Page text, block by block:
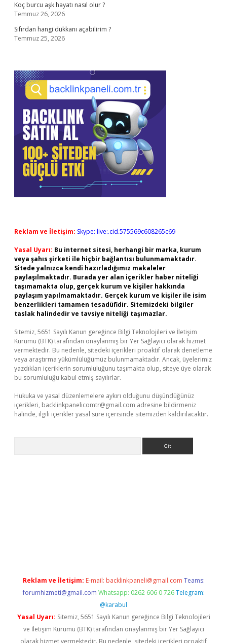
Koç burcu aşk hayatı nasıl olur ?
Temmuz 26, 2026
Sıfırdan hangi dükkanı açabilirim ?
Temmuz 25, 2026
Reklam ve İletişim: Skype: live:.cid.575569c608265c69
Yasal Uyarı: Bu internet sitesi, herhangi bir marka, kurum
veya şahıs şirketi ile hiçbir bağlantısı bulunmamaktadır.
Sitede yalnızca kendi hazırladığımız makaleler
paylaşılmaktadır. Burada yer alan içerikler haber niteliği
taşımamakta olup, gerçek kurum ve kişiler hakkında
paylaşım yapılmamaktadır. Gerçek kurum ve kişiler ile isim
benzerlikleri tamamen tesadüfidir. Sitemizdeki bilgiler
taslak halindedir ve tavsiye niteliği taşımazlar.
Sitemiz, 5651 Sayılı Kanun gereğince Bilgi Teknolojileri ve İletişim
Kurumu (BTK) tarafından onaylanmış bir Yer Sağlayıcı olarak hizmet
vermektedir. Bu nedenle, sitedeki içerikleri proaktif olarak denetleme
veya araştırma yükümlülüğümüz bulunmamaktadır. Ancak, üyelerimiz
yazdıkları içeriklerin sorumluluğunu taşımakta olup, siteye üye olarak
bu sorumluluğu kabul etmiş sayılırlar.
Hukuka ve yasal düzenlemelere aykırı olduğunu düşündüğünüz
içerikleri, backlinkpanelicomtr@gmail.com adresine bildirmeniz
halinde, ilgili içerikler yasal süre içerisinde sitemizden kaldırılacaktır.
Reklam ve İletişim: E-mail: backlinkpaneli@gmail.com Teams:
forumhizmeti@gmail.com Whatsapp: 0262 606 0 726 Telegram:
@karabul
Yasal Uyarı: Sitemiz, 5651 Sayılı Kanun gereğince Bilgi Teknolojileri
ve İletişim Kurumu (BTK) tarafından onaylanmış bir Yer Sağlayıcı
olarak hizmet vermektedir. Bu nedenle, sitedeki içerikleri proaktif